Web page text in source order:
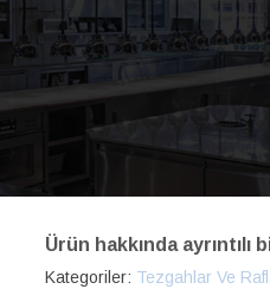
Ürün hakkında
Kategoriler: Tezgahlar Ve